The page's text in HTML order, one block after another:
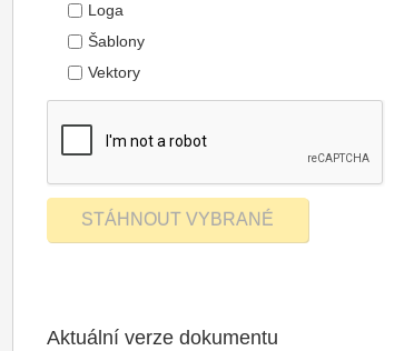
Loga
Šablony
Vektory
Aktuální verze dokumentu